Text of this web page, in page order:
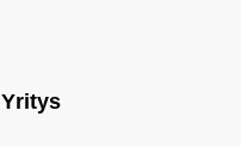
Yritys